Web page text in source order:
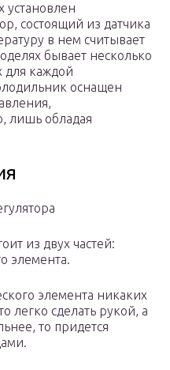
установлен
состоящий из датчика
в нем считывает
бывает несколько
для каждой
оснащен
лишь обладая
из двух частей:
элемента.
элемента никаких
легко сделать рукой, а
то придется